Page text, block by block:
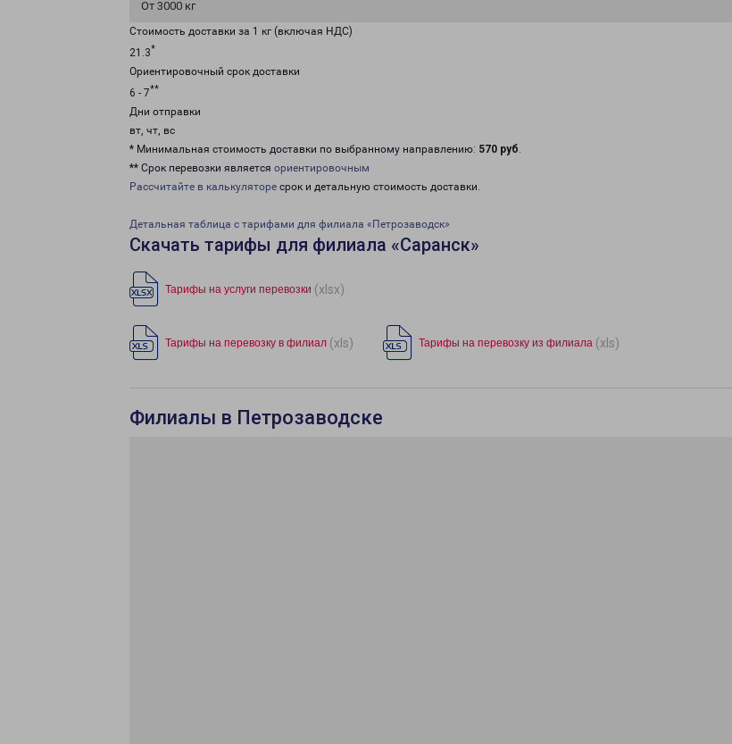
От 3000 кг
Стоимость доставки за 1 кг (включая НДС)
21.3*
Ориентировочный срок доставки
6 - 7**
Дни отправки
вт, чт, вс
* Минимальная стоимость доставки по выбранному направлению: 570 руб.
** Срок перевозки является ориентировочным
Рассчитайте в калькуляторе срок и детальную стоимость доставки.
Детальная таблица с тарифами для филиала «Петрозаводск»
Скачать тарифы для филиала «Саранск»
Тарифы на услуги перевозки (xlsx)
Тарифы на перевозку в филиал (xls) Тарифы на перевозку из филиала (xls)
Филиалы в Петрозаводске